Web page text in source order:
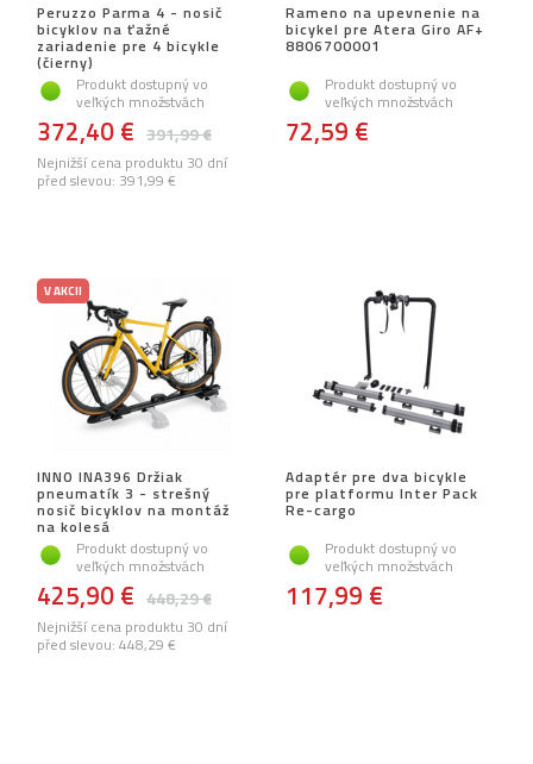
Peruzzo Parma 4 - nosič
bicyklov na ťažné
zariadenie pre 4 bicykle
(čierny)
Produkt dostupný vo
veľkých množstvách
391,99 €
372,40 €
Nejnižší cena produktu 30 dní
před slevou: 391,99 €
Rameno na upevnenie na
bicykel pre Atera Giro AF+
8806700001
Produkt dostupný vo
veľkých množstvách
72,59 €
V AKCII
INNO INA396 Držiak
pneumatík 3 - strešný
nosič bicyklov na montáž
na kolesá
Produkt dostupný vo
veľkých množstvách
448,29 €
425,90 €
Nejnižší cena produktu 30 dní
před slevou: 448,29 €
Adaptér pre dva bicykle
pre platformu Inter Pack
Re-cargo
Produkt dostupný vo
veľkých množstvách
117,99 €